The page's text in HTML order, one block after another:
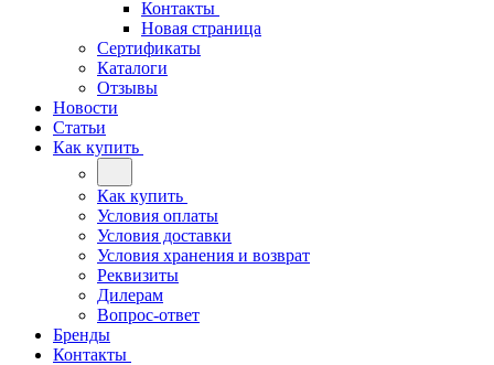
Контакты
Новая страница
Сертификаты
Каталоги
Отзывы
Новости
Статьи
Как купить
Как купить
Условия оплаты
Условия доставки
Условия хранения и возврат
Реквизиты
Дилерам
Вопрос-ответ
Бренды
Контакты